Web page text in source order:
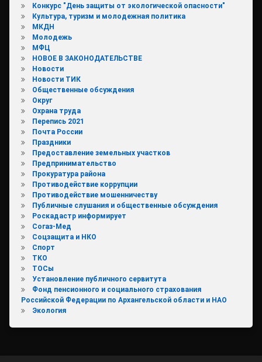
Конкурс "День защиты от экологической опасности"
Культура, туризм и молодежная политика
МКДН
Молодежь
МФЦ
НОВОЕ В ЗАКОНОДАТЕЛЬСТВЕ
Новости
Новости ТИК
Общественные обсуждения
Округ
Охрана труда
Перепись 2021
Почта России
Праздники
Предоставление земельных участков
Предпринимательство
Прокуратура района
Противодействие коррупции
Противодействие мошенничеству
Публичные слушания и общественные обсуждения
Роскадастр информирует
Согаз-Мед
Соцзащита и НКО
Спорт
ТКО
ТОСы
Установление публичного сервитута
Фонд пенсионного и социального страхования
Российской Федерации по Архангельской области и НАО
Экология